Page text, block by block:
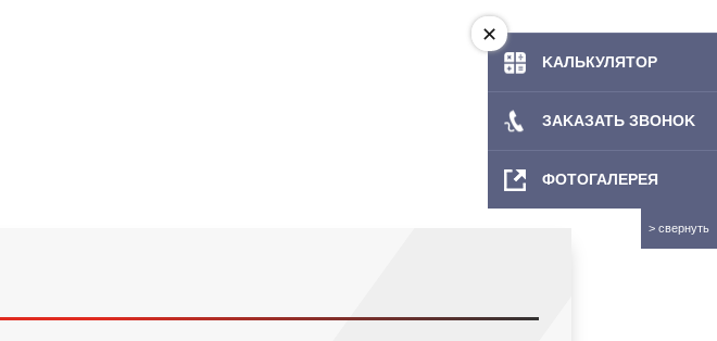
KAЛЬКУЛЯТOP
ЗAKAЗATЬ ЗBOHOK
ФОТОГАЛЕРЕЯ